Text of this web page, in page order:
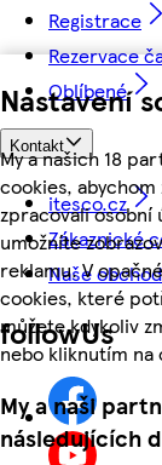
Nastavení
My a našich 18
cookies,
zpracovali osobní
umožníte
reklamu. V
cookies, které
můžete kdykoliv
nebo kliknutím na
My a naši
následujících
Registrace
Rezervace
Oblíbené
Kontakt
itesco.cz
Zákaznické
Naše
followUs